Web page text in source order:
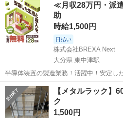
≪月収28万円・派
助
時給1,500円
日払い
株式会社BREXA Next
大分県 東中津駅
半導体装置の製造業務！活躍中！安定し
★赴任旅費会社負担◎20代～40代の男性
給1,500円！《大分県中津市》 人気の工場のお仕事 ◇半導体装置内部
のシート製造◇ ＊クリー...
大分 中津市 東中津駅 その他
【メタルラック】
ク
1,500円